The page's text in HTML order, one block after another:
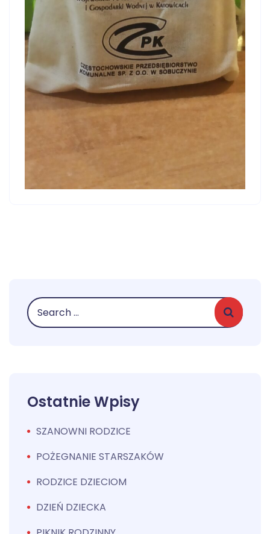
Ostatnie Wpisy
SZANOWNI RODZICE
POŻEGNANIE STARSZAKÓW
RODZICE DZIECIOM
DZIEŃ DZIECKA